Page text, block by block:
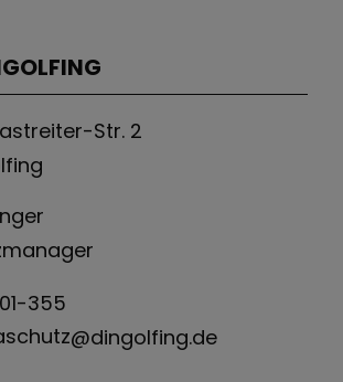
Str. 2
355
@dingolfing.de